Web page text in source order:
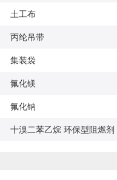
土工布
丙纶吊带
集装袋
氟化镁
氟化钠
十溴二苯乙烷 环保型阻燃剂